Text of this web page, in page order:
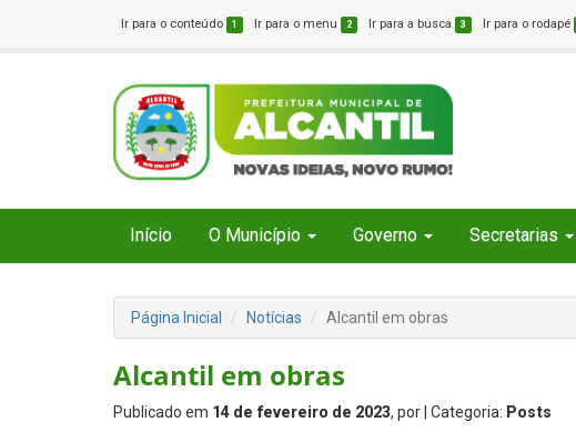
Ir para o conteúdo 1 Ir para o menu 2 Ir para a busca 3 Ir para o rodapé
Início O Município Governo Secretarias
Página Inicial Notícias Alcantil em obras
Alcantil em obras
Publicado em 14 de fevereiro de 2023, por | Categoria: Posts